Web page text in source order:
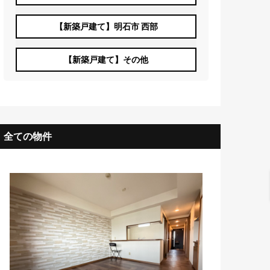
【新築戸建て】明石市 西部
【新築戸建て】その他
全ての物件
NEW